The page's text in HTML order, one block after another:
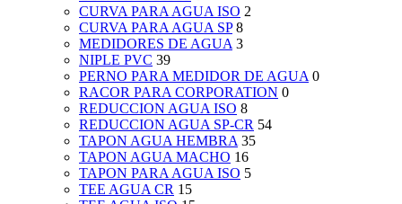
CURVA PARA AGUA ISO 2
CURVA PARA AGUA SP 8
MEDIDORES DE AGUA 3
NIPLE PVC 39
PERNO PARA MEDIDOR DE AGUA 0
RACOR PARA CORPORATION 0
REDUCCION AGUA ISO 8
REDUCCION AGUA SP-CR 54
TAPON AGUA HEMBRA 35
TAPON AGUA MACHO 16
TAPON PARA AGUA ISO 5
TEE AGUA CR 15